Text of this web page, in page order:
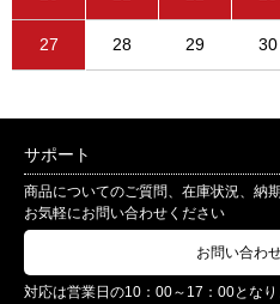
27 28 29 30
サポート
商品についてのご質問、在庫状況、納
お気軽にお問い合わせください
お問い合わ
対応は営業日の10：00～17：00とな